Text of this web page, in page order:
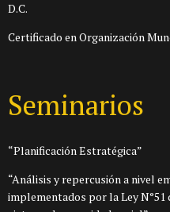
D.C.
Certificado en Organización
Seminarios
“Planificación Estratégica”
“Análisis y repercusión a nivel
implementados por la Ley N°51